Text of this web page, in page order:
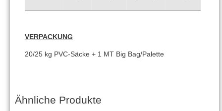
VERPACKUNG
20/25 kg PVC-Säcke + 1 MT Big Bag/Palette
Ähnliche Produkte